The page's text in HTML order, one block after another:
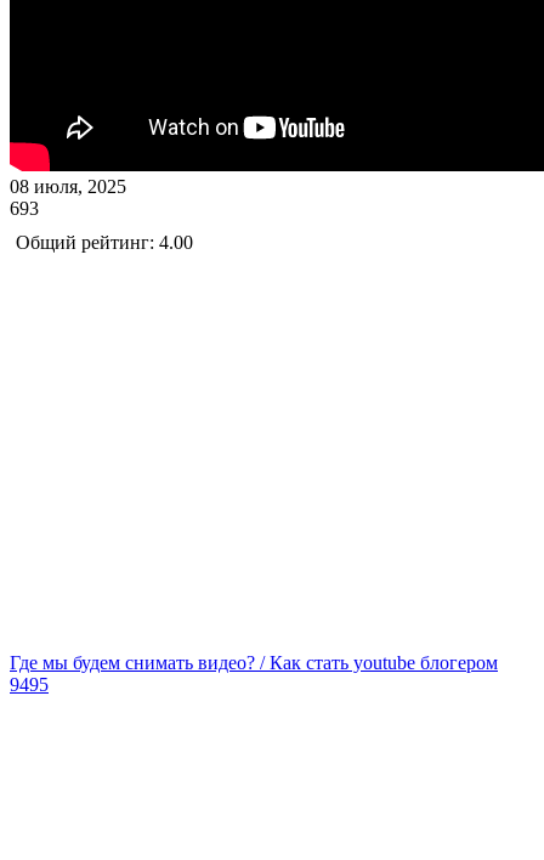
08 июля, 2025
693
Общий рейтинг: 4.00
Где мы будем снимать видео? / Как стать youtube блогером
9495